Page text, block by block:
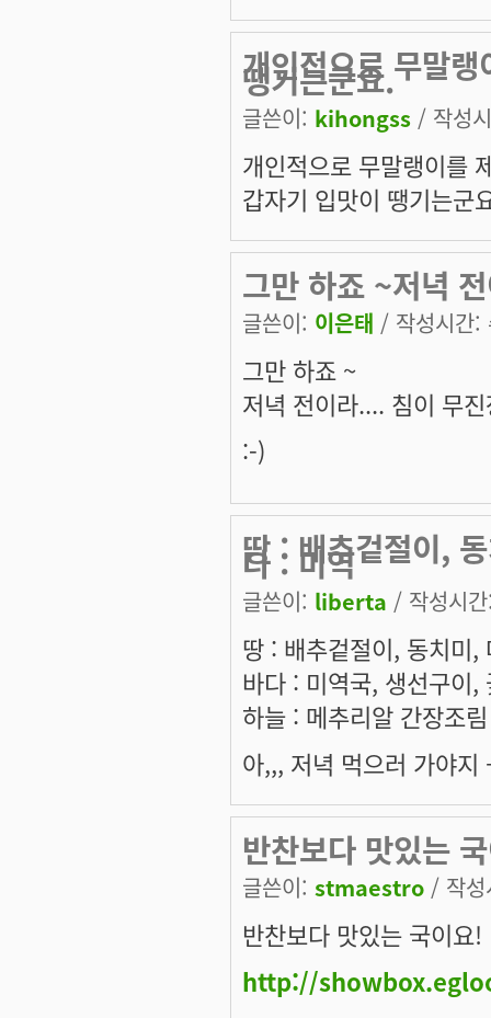
개인적으로 무말
땡기는군요.
글쓴이: kihongss / 작성
개인적으로 무말랭이를
갑자기 입맛이 땡기는군
그만 하죠 ~저녁
글쓴이: 이은태 / 작성시간
그만 하죠 ~
저녁 전이라.... 침이 무
:-)
땅 : 배추겉절이,
다 : 미역
글쓴이: liberta / 작성시
땅 : 배추겉절이, 동치미,
바다 : 미역국, 생선구이
하늘 : 메추리알 간장조림
아,,, 저녁 먹으러 가야지
반찬보다 맛있는
글쓴이: stmaestro / 작
반찬보다 맛있는 국이요!
http://